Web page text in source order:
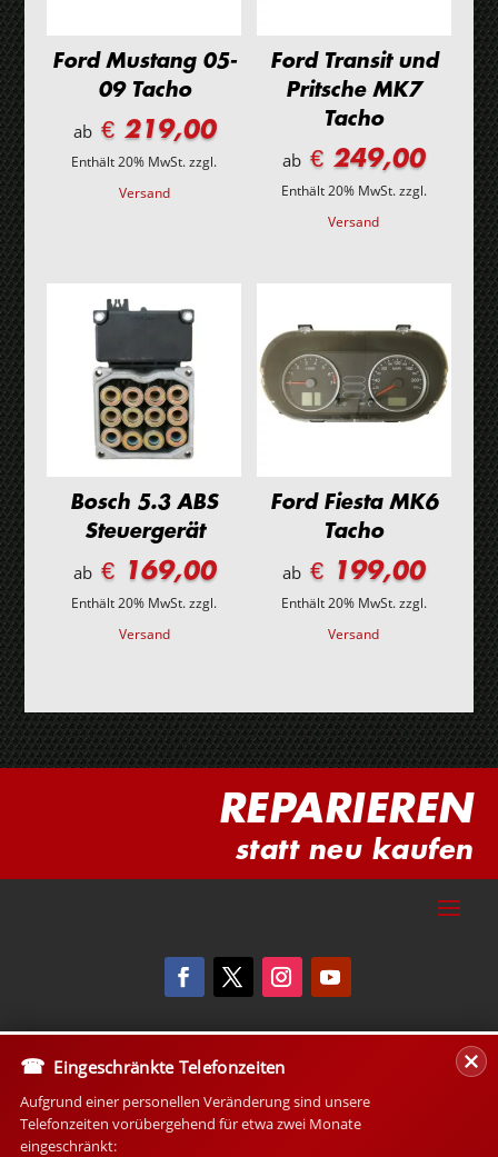
Ford Mustang 05-
09 Tacho
ab€ 219,00
Enthält 20% MwSt.zzgl.
Versand
Ford Transit und
Pritsche MK7
Tacho
ab € 249,00
Enthält 20% MwSt.zzgl.
Versand
Bosch 5.3 ABS
Steuergerät
ab€ 169,00
Enthält 20% MwSt.zzgl.
Versand
Ford Fiesta MK6
Tacho
ab € 199,00
Enthält 20% MwSt.zzgl.
Versand
REPARIEREN
statt neu kaufen
Eingeschränkte Telefonzeiten
Aufgrund einer personellen Veränderung sind unsere
Telefonzeiten vorübergehend für etwa zwei Monate
eingeschränkt: